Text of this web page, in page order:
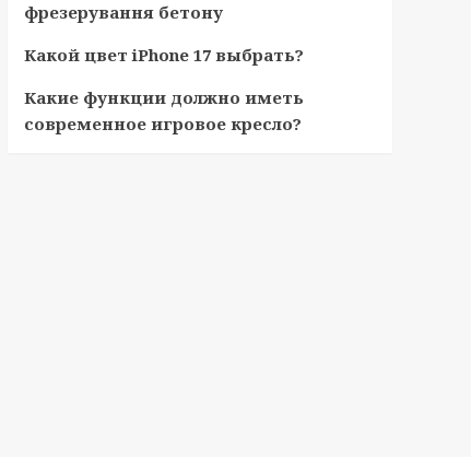
фрезерування бетону
Какой цвет iPhone 17 выбрать?
Какие функции должно иметь
современное игровое кресло?